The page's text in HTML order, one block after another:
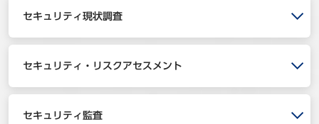
対談/鼎談
BBS Group News
出版書籍
セキュリティ現状調査
セキュリティ・リスクアセスメント
セキュリティ監査